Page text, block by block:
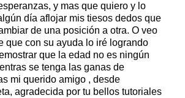
y mas que quiero y lo
día aflojar mis tiesos dedos que
de una posición a otra. O veo
que con su ayuda lo iré logrando
que la edad no es ningún
se tenga las ganas de
mi querido amigo , desde
agradecida por tu bellos tutoriales